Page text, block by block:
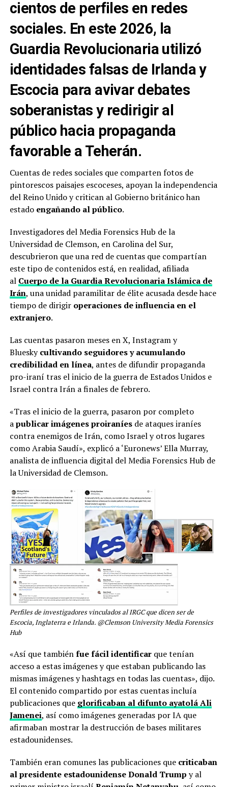
cientos de perfiles en redes
sociales. En este 2026, la
Guardia Revolucionaria utilizó
identidades falsas de Irlanda y
Escocia para avivar debates
soberanistas y redirigir al
público hacia propaganda
favorable a Teherán.
Cuentas de redes sociales que comparten fotos de
pintorescos paisajes escoceses, apoyan la independencia
del Reino Unido y critican al Gobierno británico han
estado engañando al público.
Investigadores del Media Forensics Hub de la
Universidad de Clemson, en Carolina del Sur,
descubrieron que una red de cuentas que compartían
este tipo de contenidos está, en realidad, afiliada
al Cuerpo de la Guardia Revolucionaria Islámica de
Irán, una unidad paramilitar de élite acusada desde hace
tiempo de dirigir operaciones de influencia en el
extranjero.
Las cuentas pasaron meses en X, Instagram y
Blueskycultivando seguidores y acumulando
credibilidad en línea, antes de difundir propaganda
pro-iraní tras el inicio de la guerra de Estados Unidos e
Israel contra Irán a finales de febrero.
«Tras el inicio de la guerra, pasaron por completo
apublicar imágenes proiraníesde ataques iraníes
contra enemigos de Irán, como Israel y otros lugares
como Arabia Saudí», explicó a ‘Euronews’ Ella Murray,
analista de influencia digital del Media Forensics Hub de
la Universidad de Clemson.
Perfiles de investigadores vinculados al IRGC que dicen ser de
Escocia, Inglaterra e Irlanda. @Clemson University Media Forensics
Hub
«Así que tambiénfue fácil identificarque tenían
acceso a estas imágenes y que estaban publicando las
mismas imágenes y hashtags en todas las cuentas», dijo.
El contenido compartido por estas cuentas incluía
publicaciones que glorificaban al difunto ayatolá Ali
Jamenei, así como imágenes generadas por IA que
afirmaban mostrar la destrucción de bases militares
estadounidenses.
También eran comunes las publicaciones que criticaban
al presidente estadounidense Donald Trump y al